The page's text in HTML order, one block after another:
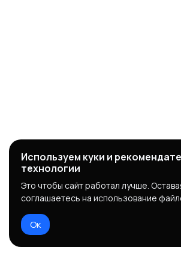
Используем куки и
технологии
Это чтобы сайт работал лучше.
соглашаетесь на использование
Ок